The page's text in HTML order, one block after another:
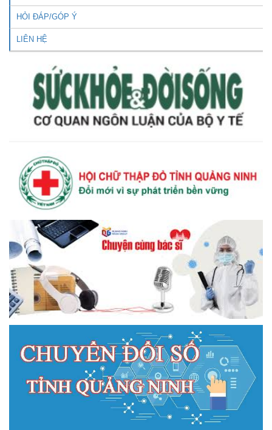
HỎI ĐÁP/GÓP Ý
LIÊN HỆ